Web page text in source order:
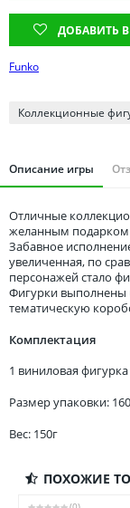
Томская
Тюменская
ДОБАВИТЬ
Funko
Коллекционные
Описание игры
Отличные
желанным подарком
Забавное
увеличенная, по
персонажей стало
Фигурки выполнены
тематическую
Комплектация
1 виниловая фигурка
Размер упаковки:
Вес: 150г
ПОХОЖИЕ